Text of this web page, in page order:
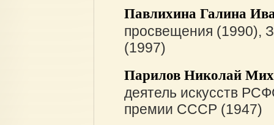
Павлихина Галина
просвещения (1990),
(1997)
Парилов Николай
деятель искусств
премии СССР (1947)